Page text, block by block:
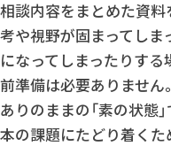
相談内容をまとめた資料
考や視野が固まってしま
になってしまったりする
前準備は必要ありません
ありのままの「素の状態
本の課題にたどり着くた